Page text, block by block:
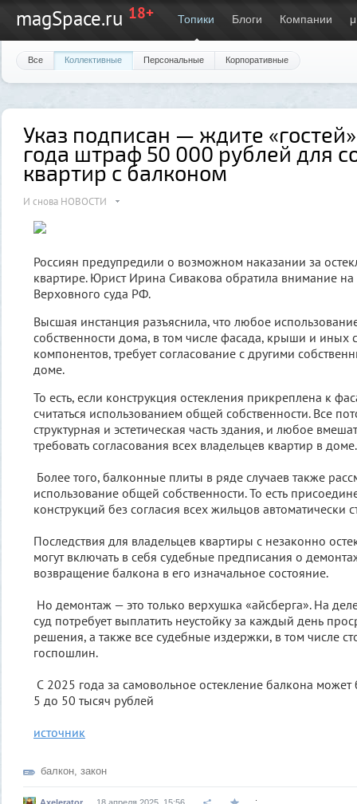
magSpace.ru 18+ Топики Блоги Компании μ
Все Коллективные Персональные Корпоративные
Указ подписан — ждите
года штраф 50 000 рублей для
квартир с балконом
И снова НОВОСТИ
Россиян предупредили о возможном наказании за
квартире. Юрист Ирина Сивакова обратила внимание
Верховного суда РФ.
Высшая инстанция разъяснила, что любое
собственности дома, в том числе фасада, крыши и иных
компонентов, требует согласование с другими
доме.
То есть, если конструкция остекления прикреплена к
считаться использованием общей собственности. Все
структурная и эстетическая часть здания, и любое
требовать согласования всех владельцев квартир в доме.
Более того, балконные плиты в ряде случаев также
использование общей собственности. То есть
конструкций без согласия всех жильцов автоматически
Последствия для владельцев квартиры с незаконно
могут включать в себя судебные предписания о
возвращение балкона в его изначальное состояние.
Но демонтаж — это только верхушка «айсберга». На
суд потребует выплатить неустойку за каждый день
решения, а также все судебные издержки, в том числе
госпошлин.
С 2025 года за самовольное остекление балкона
5 до 50 тысяч рублей
источник
балкон, закон